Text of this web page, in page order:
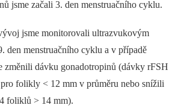
jsme začali 3. den menstruačního cyklu.
jsme monitorovali ultrazvukovým
den menstruačního cyklu a v případě
změnili dávku gonadotropinů (dávky rFSH
folikly < 12 mm v průměru nebo snížili
foliklů > 14 mm).